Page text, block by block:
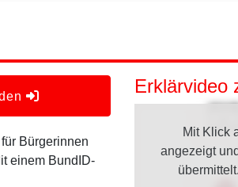
Bürgerinnen
einem BundID-
Erklärvideo
Mit Klick
angezeigt